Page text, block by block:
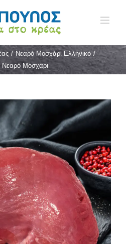
/ Νεαρό Μοσχάρι Ελληνικό /
Νεαρό Μοσχάρι